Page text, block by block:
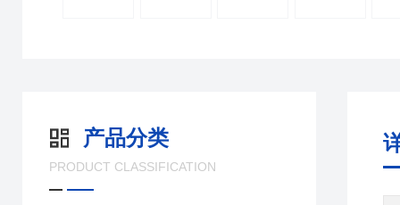
产品分类
PRODUCT CLASSIFICATION